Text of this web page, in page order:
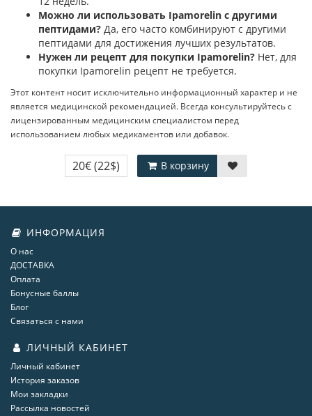
Можно ли использовать Ipamorelin с другими
пептидами? Да, его часто комбинируют с другими
пептидами для достижения лучших результатов.
Нужен ли рецепт для покупки Ipamorelin? Нет, для
покупки Ipamorelin рецепт не требуется.
Этот контент носит исключительно информационный характер и не
является медицинской рекомендацией. Всегда консультируйтесь с
лицензированным медицинским специалистом перед
использованием любых медикаментов или добавок.
20€(22$) В корзину
ИНФОРМАЦИЯ
О нас
ДОСТАВКА
Оплата
Бонусные баллы
Блог
Связаться с нами
ЛИЧНЫЙ КАБИНЕТ
Личный кабинет
История заказов
Мои закладки
Рассылка новостей